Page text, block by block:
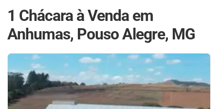
1 Chácara à Venda em
Anhumas, Pouso Alegre, MG